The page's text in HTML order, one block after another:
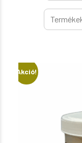
Keresés
a
Akció!